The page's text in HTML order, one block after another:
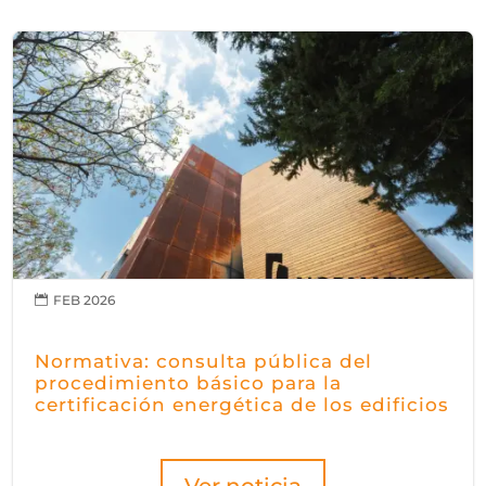
Normativa: consulta pública del
procedimiento básico para la
certificación energética de los edificios
 FEB 2026